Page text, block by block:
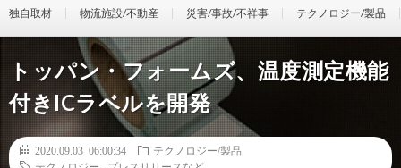
独自取材 物流施設/不動産 災害/事故/不祥事 テクノロジー/製品
トッパン・フォームズ、温度測定機能
付きICラベルを開発
2020.09.03 06:00:34
テクノロジー/製品